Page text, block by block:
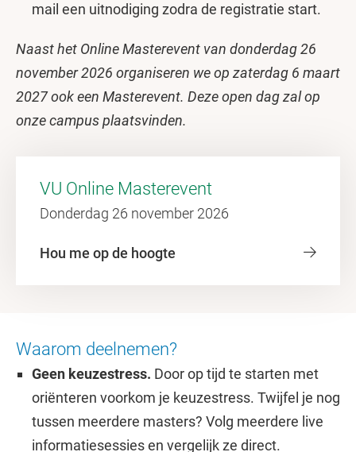
mail een uitnodiging zodra de registratie start.
Naast het Online Masterevent van donderdag 26
november 2026 organiseren we op zaterdag 6 maart
2027 ook een Masterevent. Deze open dag zal op
onze campus plaatsvinden.
VU Online Masterevent
Donderdag 26 november 2026
Hou me op de hoogte
Waarom deelnemen?
Geen keuzestress. Door op tijd te starten met
oriënteren voorkom je keuzestress. Twijfel je nog
tussen meerdere masters? Volg meerdere live
informatiesessies en vergelijk ze direct.